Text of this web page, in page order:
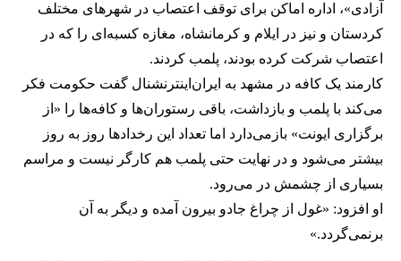
آزادی»، اداره اماکن برای توقف اعتصاب در شهرهای مختلف
کردستان و نیز در ایلام و کرمانشاه، مغازه کسبه‌ای را که در
اعتصاب شرکت کرده بودند، پلمب کردند.
کارمند یک کافه در مشهد به ایران‌اینترنشنال گفت حکومت فکر
می‌کند با پلمب و بازداشت، باقی رستوران‌ها و کافه‌ها را «از
برگزاری ایونت» بازمی‌دارد اما تعداد این رخدادها روز به روز
بیشتر می‌شود و در نهایت حتی پلمب هم کارگر نیست و مراسم
بسیاری از چشمش در می‌رود.
او افزود: «غول از چراغ جادو بیرون آمده و دیگر به آن
برنمی‎‌گردد.»